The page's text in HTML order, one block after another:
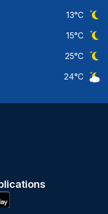
13°C
15°C
25°C
24°C